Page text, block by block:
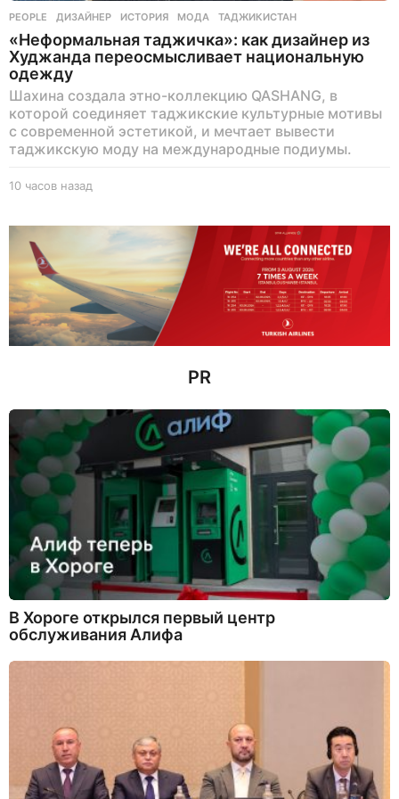
PEOPLE ДИЗАЙНЕР ,ИСТОРИЯ ,МОДА ,ТАДЖИКИСТАН
«Неформальная таджичка»: как дизайнер из
Худжанда переосмысливает национальную
одежду
Шахина создала этно-коллекцию QASHANG, в
которой соединяет таджикские культурные мотивы
с современной эстетикой, и мечтает вывести
таджикскую моду на международные подиумы.
10 часов назад
о
в
н
а
з
PR
В Хороге открылся первый центр
обслуживания Алифа